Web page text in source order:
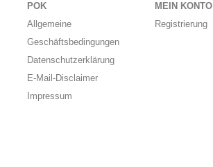
POK
Allgemeine
Geschäftsbedingungen
Datenschutzerklärung
E-Mail-Disclaimer
Impressum
MEIN KONTO
Registrierung